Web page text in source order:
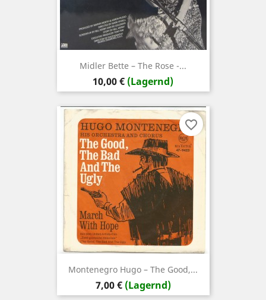
Midler ‎Bette – The Rose -...
Preis
10,00 € (Lagernd)
Montenegro Hugo – The Good,...
Preis
7,00 € (Lagernd)
favorite_border